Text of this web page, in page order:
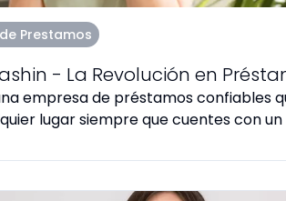
Prestamos
- La Revolución en
empresa de préstamos confiables
lugar siempre que cuentes con un